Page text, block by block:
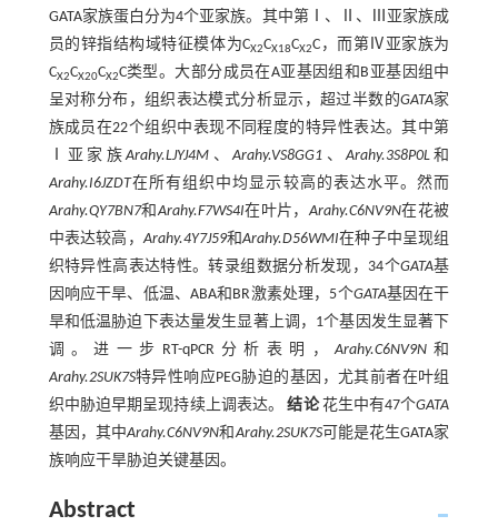
GATA家族蛋白分为4个亚家族。其中第Ⅰ、Ⅱ、Ⅲ亚家族成
员的锌指结构域特征模体为CX2CX18CX2C，而第Ⅳ亚家族为
CX2CX20CX2C类型。大部分成员在A亚基因组和B亚基因组中
呈对称分布，组织表达模式分析显示，超过半数的GATA家
族成员在22个组织中表现不同程度的特异性表达。其中第
Ⅰ亚家族Arahy.LJYJ4M 、Arahy.VS8GG1 、Arahy.3S8P0L和
Arahy.I6JZDT在所有组织中均显示较高的表达水平。然而
Arahy.QY7BN7和Arahy.F7WS4I在叶片，Arahy.C6NV9N在花被
中表达较高，Arahy.4Y7J59和Arahy.D56WMI在种子中呈现组
织特异性高表达特性。转录组数据分析发现，34个GATA基
因响应干旱、低温、ABA和BR激素处理，5个GATA基因在干
旱和低温胁迫下表达量发生显著上调，1个基因发生显著下
调。进一步RT-qPCR分析表明，Arahy.C6NV9N 和
Arahy.2SUK7S特异性响应PEG胁迫的基因，尤其前者在叶组
织中胁迫早期呈现持续上调表达。结论花生中有47个GATA
基因，其中Arahy.C6NV9N和Arahy.2SUK7S可能是花生GATA家
族响应干旱胁迫关键基因。
Abstract